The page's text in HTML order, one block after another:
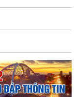
cử tri sau Kỳ họp
mạc Giải Bóng đá Hoa
sinh, sinh viên trên địa